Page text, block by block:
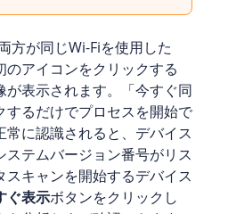
方が同じWi-Fiを使用した
アイコンをクリックする
が表示されます。「今すぐ同
するだけでプロセスを開始で
常に認識されると、デバイス
テムバージョン番号がリス
スキャンを開始するデバイス
ぐ表示ボタンをクリックし